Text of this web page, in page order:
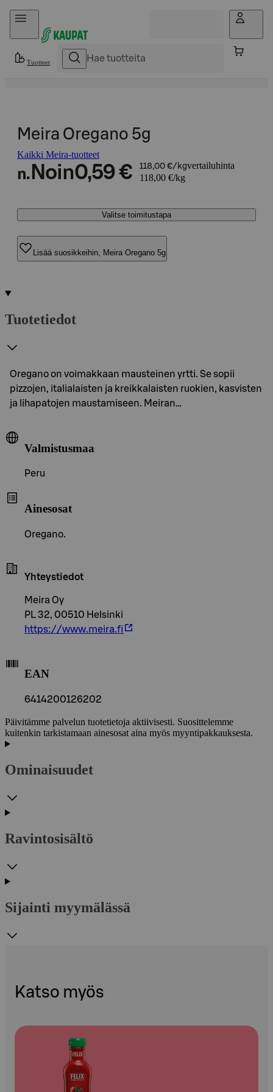
Hyppää sisältöön
Tuotteet
Meira Oregano 5g
Kaikki Meira-tuotteet
n. Noin0,59 € 118,00 €/kgvertailuhinta
118,00 €/kg
Valitse toimitustapa
Lisää suosikkeihin, Meira Oregano 5g
Tuotetiedot
Oregano on voimakkaan mausteinen yrtti. Se sopii
pizzojen, italialaisten ja kreikkalaisten ruokien, kasvisten
ja lihapatojen maustamiseen. Meiran…
Valmistusmaa
Peru
Ainesosat
Oregano.
Yhteystiedot
Meira Oy
PL 32, 00510 Helsinki
https://www.meira.fi
EAN
6414200126202
Päivitämme palvelun tuotetietoja aktiivisesti. Suosittelemme
kuitenkin tarkistamaan ainesosat aina myös myyntipakkauksesta.
Ominaisuudet
Ravintosisältö
Sijainti myymälässä
Katso myös